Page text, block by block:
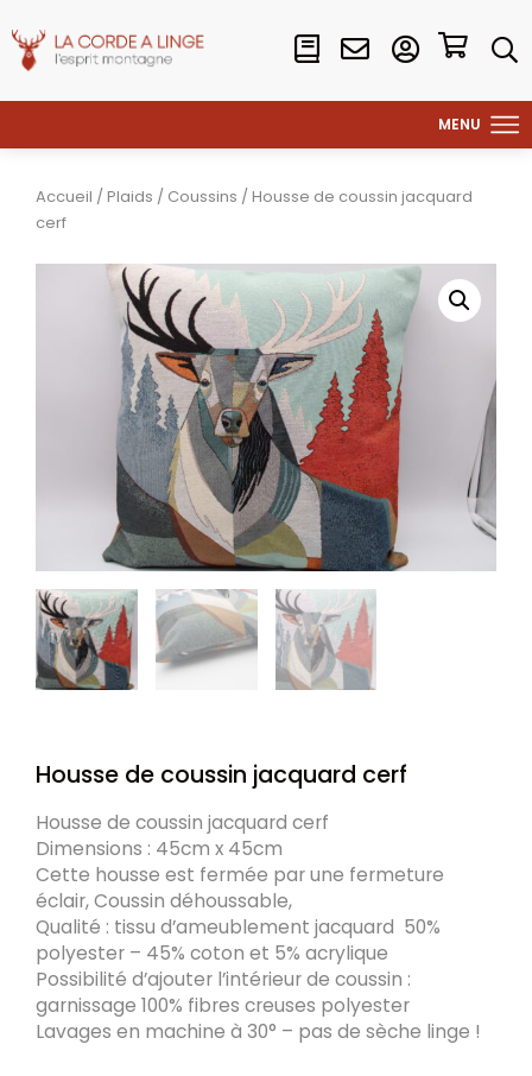
Accueil / Plaids / Coussins / Housse de coussin jacquard
cerf
Housse de coussin jacquard cerf
Housse de coussin jacquard cerf
Dimensions : 45cm x 45cm
Cette housse est fermée par une fermeture
éclair, Coussin déhoussable,
Qualité : tissu d’ameublement jacquard 50%
polyester – 45% coton et 5% acrylique
Possibilité d’ajouter l’intérieur de coussin :
garnissage 100% fibres creuses polyester
Lavages en machine à 30° – pas de sèche linge !